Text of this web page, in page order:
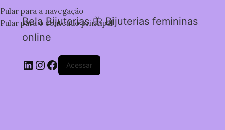
Pular para a navegação
Pular para o conteúdo principal
Bela Bijuterias 🦋 Bijuterias femininas
online
Acessar